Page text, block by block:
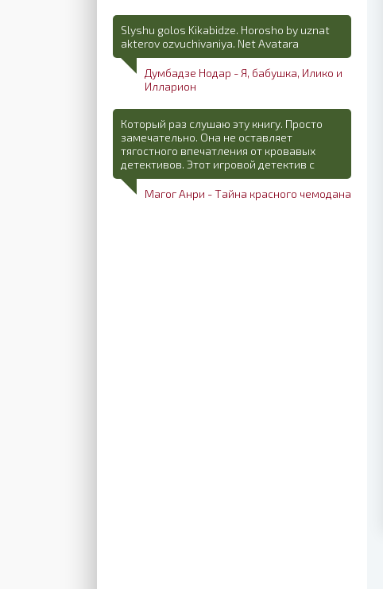
Slyshu golos Kikabidze. Horosho by uznat
akterov ozvuchivaniya. Net Avatara
Думбадзе Нодар - Я, бабушка, Илико и
Илларион
Который раз слушаю эту книгу. Просто
замечательно. Она не оставляет
тягостного впечатления от кровавых
детективов. Этот игровой детектив с
Магог Анри - Тайна красного чемодана